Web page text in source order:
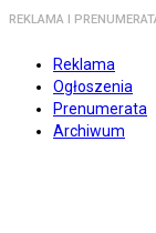
REKLAMA I
Reklama
Ogłoszenia
Prenumerata
Archiwum